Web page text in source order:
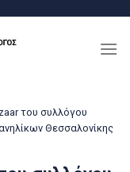
του συλλόγου
Θεσσαλονίκης